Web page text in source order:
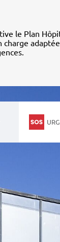
le Plan